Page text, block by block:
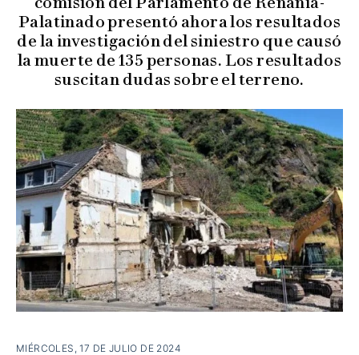
Palatinado presentó ahora los resultados
de la investigación del siniestro que causó
la muerte de 135 personas. Los resultados
suscitan dudas sobre el terreno.
MIÉRCOLES, 17 DE JULIO DE 2024